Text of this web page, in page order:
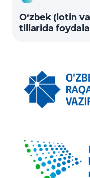
O‘zbek (lotin
tillarida